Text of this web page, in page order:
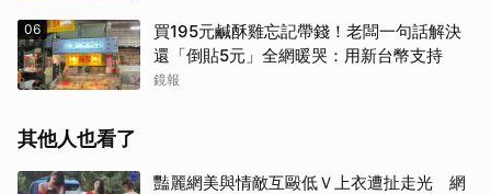
06
買195元鹹酥雞忘記帶錢！老闆一句話解決
還「倒貼5元」全網暖哭：用新台幣支持
鏡報
其他人也看了
豔麗網美與情敵互毆低Ｖ上衣遭扯走光 網